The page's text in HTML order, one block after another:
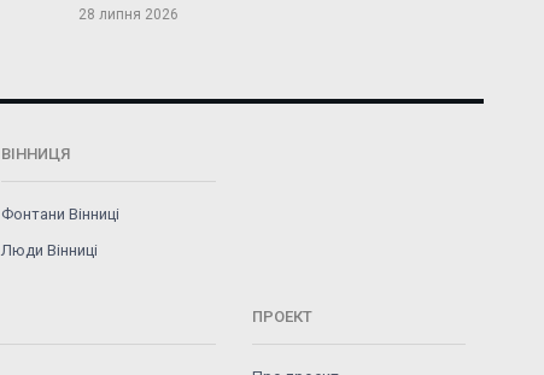
28 липня 2026
ВІННИЦЯ
Фонтани Вінниці
Люди Вінниці
ПРОЕКТ